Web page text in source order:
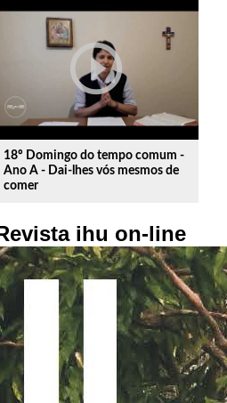
play_circle_outline
18º Domingo do tempo comum -
Ano A - Dai-lhes vós mesmos de
comer
ihu on-line